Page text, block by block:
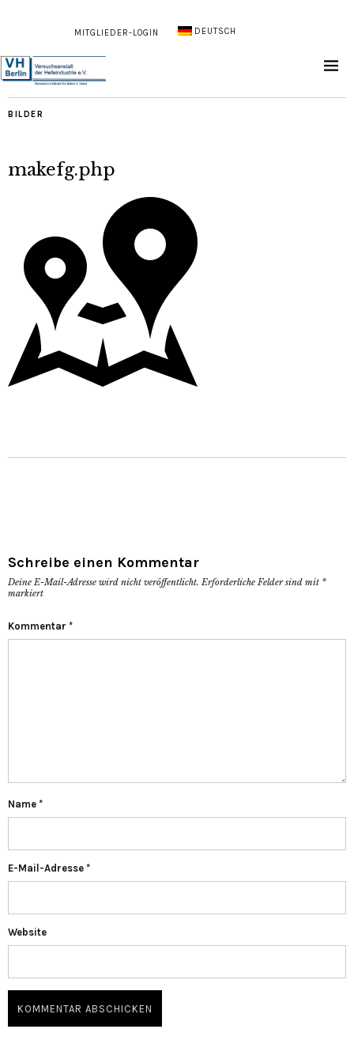
MITGLIEDER-LOGIN DEUTSCH
BILDER
makefg.php
Schreibe einen Kommentar
Deine E-Mail-Adresse wird nicht veröffentlicht. Erforderliche Felder sind mit *
markiert
Kommentar *
Name *
E-Mail-Adresse *
Website